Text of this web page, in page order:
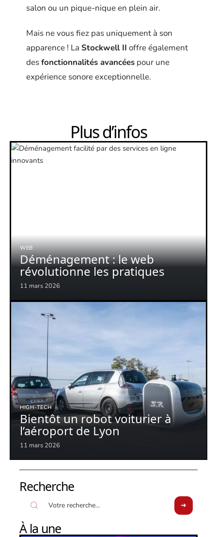
salon ou un pique-nique en plein air.
Mais ne vous fiez pas uniquement à son
apparence ! La Stockwell II offre également
desfonctionnalités avancées pour une
expérience sonore exceptionnelle.
Plus d’infos
WEB
Déménagement : le web
révolutionne les pratiques
11 mars 2026
HIGH-TECH
Bientôt un robot voiturier à
l’aéroport de Lyon
11 mars 2026
Recherche
À la une